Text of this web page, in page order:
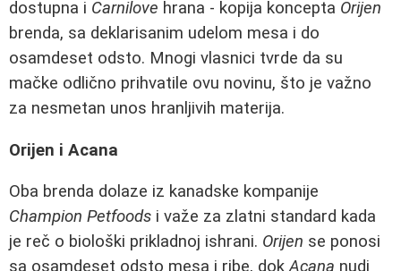
dostupna i Carnilove hrana - kopija koncepta Orijen
brenda, sa deklarisanim udelom mesa i do
osamdeset odsto. Mnogi vlasnici tvrde da su
mačke odlično prihvatile ovu novinu, što je važno
za nesmetan unos hranljivih materija.
Orijen i Acana
Oba brenda dolaze iz kanadske kompanije
Champion Petfoods i važe za zlatni standard kada
je reč o biološki prikladnoj ishrani. Orijen se ponosi
sa osamdeset odsto mesa i ribe, dokAcana nudi